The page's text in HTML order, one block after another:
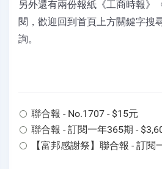
另外還有兩份報紙《工商時報》
閱，歡迎回到首頁上方關鍵字搜
詢。
聯合報 - No.1707 - $15元
聯合報 - 訂閱一年365期 -
【富邦感謝祭】聯合報 - 訂閱